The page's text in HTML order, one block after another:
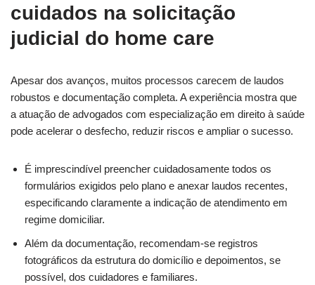
cuidados na solicitação
judicial do home care
Apesar dos avanços, muitos processos carecem de laudos
robustos e documentação completa. A experiência mostra que
a atuação de advogados com especialização em direito à saúde
pode acelerar o desfecho, reduzir riscos e ampliar o sucesso.
É imprescindível preencher cuidadosamente todos os
formulários exigidos pelo plano e anexar laudos recentes,
especificando claramente a indicação de atendimento em
regime domiciliar.
Além da documentação, recomendam-se registros
fotográficos da estrutura do domicílio e depoimentos, se
possível, dos cuidadores e familiares.